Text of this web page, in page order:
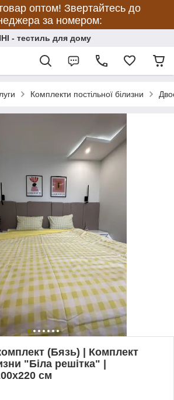
оптом! Звертайтесь до
за номером:
- тестиль для дому
Комплекти постільної білизни
(Бязь) | Комплект
"Біла решітка" |
см